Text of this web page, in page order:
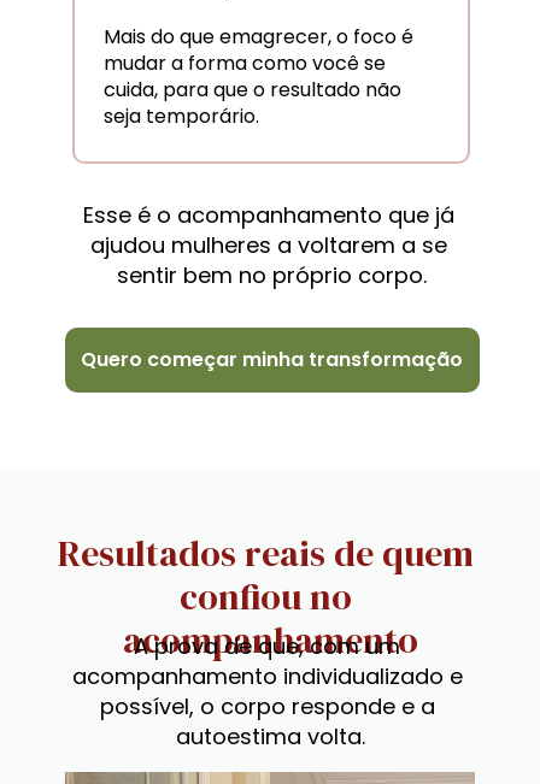
Mais do que emagrecer, o foco é
mudar a forma como você se
cuida, para que o resultado não
seja temporário.
Esse é o acompanhamento que já
ajudou mulheres a voltarem a se
sentir bem no próprio corpo.
Quero começar minha transformação
Resultados reais de quem
confiou no
acompanhamento
A prova de que, com um
acompanhamento individualizado e
possível, o corpo responde e a
autoestima volta.